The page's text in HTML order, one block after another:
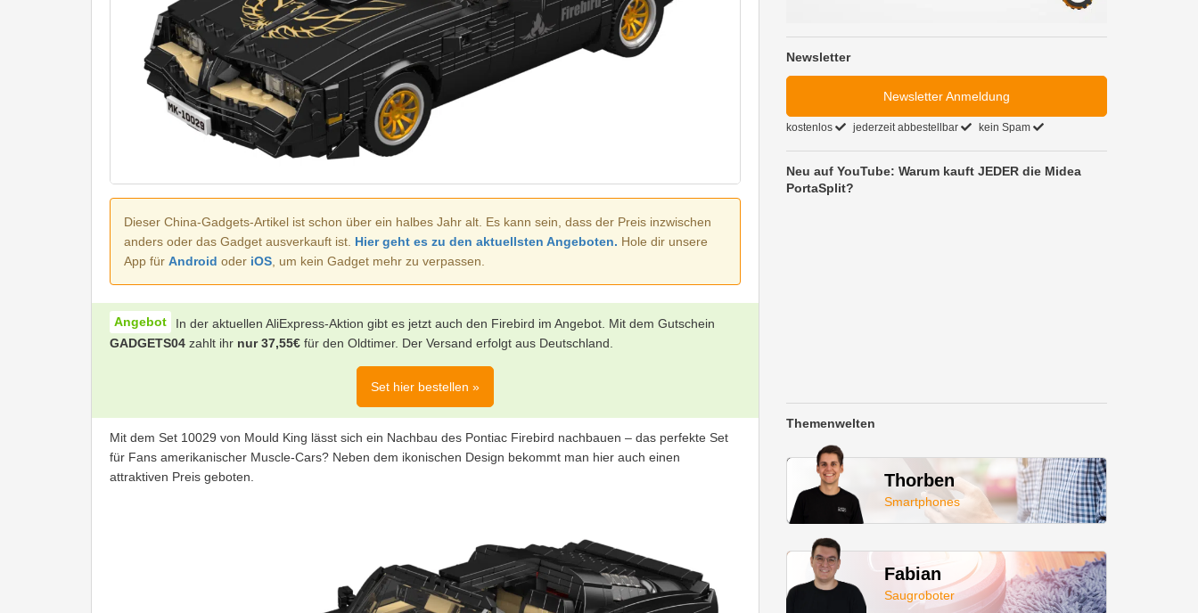
Dieser China-Gadgets-Artikel ist schon über ein halbes Jahr alt. Es kann sein, dass der Preis inzwischen
anders oder das Gadget ausverkauft ist. Hier geht es zu den aktuellsten Angeboten. Hole dir unsere
App für Android oder iOS , um kein Gadget mehr zu verpassen.
In der aktuellen AliExpress-Aktion gibt es jetzt auch den Firebird im Angebot. Mit dem Gutschein
GADGETS04 zahlt ihr nur 37,55€ für den Oldtimer. Der Versand erfolgt aus Deutschland.
Set hier bestellen »
Mit dem Set 10029 von Mould King lässt sich ein Nachbau des Pontiac Firebird nachbauen – das perfekte Set
für Fans amerikanischer Muscle-Cars? Neben dem ikonischen Design bekommt man hier auch einen
attraktiven Preis geboten.
Newsletter
Newsletter Anmeldung
kostenlos jederzeit abbestellbar kein Spam
Neu auf YouTube: Warum kauft JEDER die Midea
PortaSplit?
Themenwelten
Thorben
Smartphones
Fabian
Saugroboter